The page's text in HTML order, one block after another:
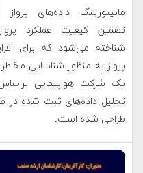
شناخته می‌شود که برای
پرواز به منظور شناسایی
یک شرکت هواپیمایی
تحلیل داده‌های ثبت شده در
طراحی شده است.